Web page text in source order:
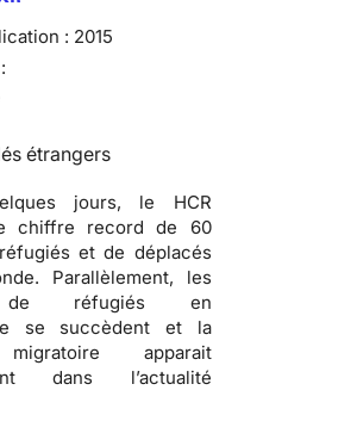
: 2015
étrangers
jours, le HCR
chiffre record de 60
et de déplacés
Parallèlement, les
de réfugiés en
se succèdent et la
apparait
dans l’actualité